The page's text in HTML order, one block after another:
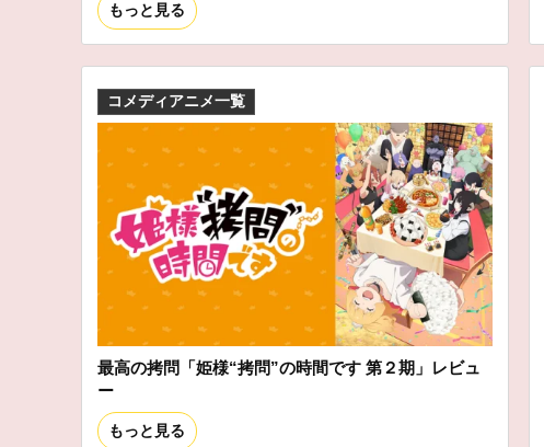
もっと見る
コメディアニメ一覧
最高の拷問「姫様“拷問”の時間です 第２期」レビュ
ー
もっと見る